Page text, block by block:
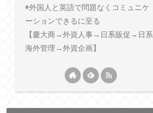
◉外国人と英語で問題なくコミュニケ
ーションできるに至る
【慶大商→外資人事→日系販促→日系
海外管理→外資企画】